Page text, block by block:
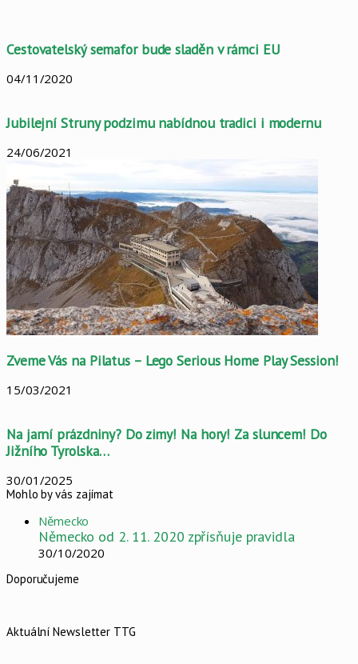
Cestovatelský semafor bude sladěn v rámci EU
04/11/2020
Jubilejní Struny podzimu nabídnou tradici i modernu
24/06/2021
Zveme Vás na Pilatus – Lego Serious Home Play Session!
15/03/2021
Na jarní prázdniny? Do zimy! Na hory! Za sluncem! Do
Jižního Tyrolska…
30/01/2025
Mohlo by vás zajímat
Německo
Německo od 2. 11. 2020 zpřísňuje pravidla
30/10/2020
Doporučujeme
Aktuální Newsletter TTG